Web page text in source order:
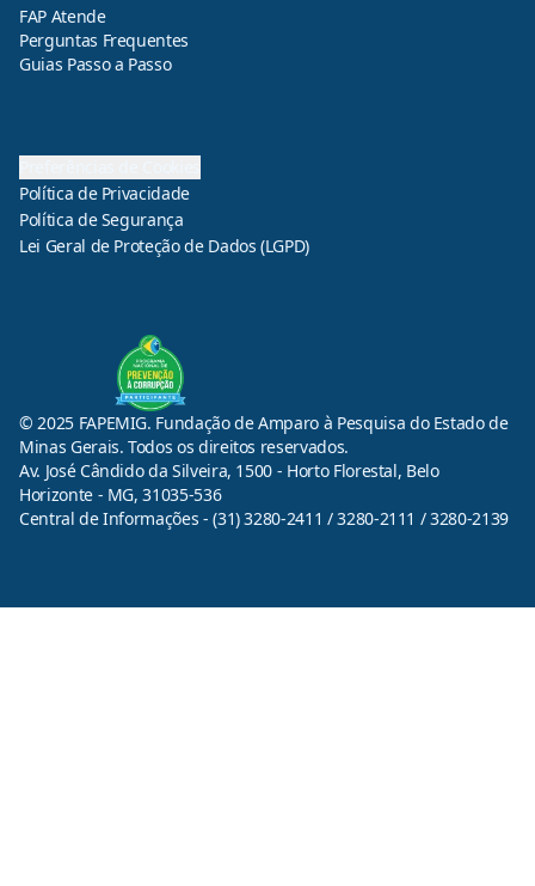
FAP Atende
Perguntas Frequentes
Guias Passo a Passo
Política de Privacidade
Política de Segurança
Lei Geral de Proteção de Dados (LGPD)
© 2025 FAPEMIG. Fundação de Amparo à Pesquisa do Estado de
Minas Gerais. Todos os direitos reservados.
Av. José Cândido da Silveira, 1500 - Horto Florestal, Belo
Horizonte - MG, 31035-536
Central de Informações - (31) 3280-2411 / 3280-2111 / 3280-2139